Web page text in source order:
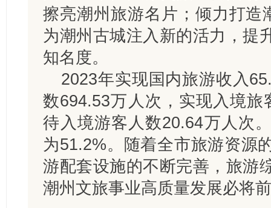
擦亮潮州旅游名片；倾力打造
为潮州古城注入新的活力，提
知名度。
2023年实现国内旅游收入
数694.53万人次，实现入境
待入境游客人数20.64万人次
为51.2%。随着全市旅游资源
游配套设施的不断完善，旅游
潮州文旅事业高质量发展必将